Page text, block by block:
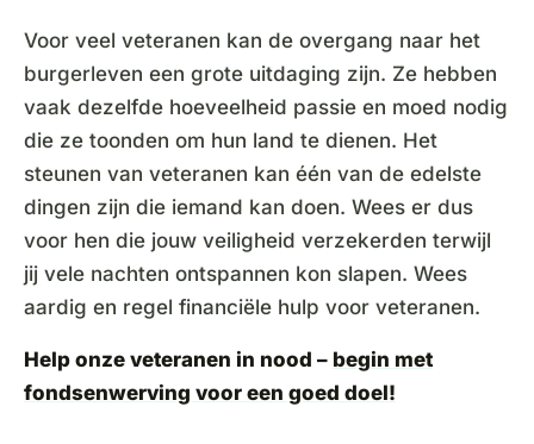
Voor veel veteranen kan de overgang naar het
burgerleven een grote uitdaging zijn. Ze hebben
vaak dezelfde hoeveelheid passie en moed nodig
die ze toonden om hun land te dienen. Het
steunen van veteranen kan één van de edelste
dingen zijn die iemand kan doen. Wees er dus
voor hen die jouw veiligheid verzekerden terwijl
jij vele nachten ontspannen kon slapen. Wees
aardig en regel financiële hulp voor veteranen.
Help onze veteranen in nood – begin met
fondsenwerving voor een goed doel!